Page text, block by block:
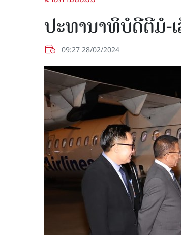
ປະທານາທິບໍດີຕີມໍ-
09:27 28/02/2024